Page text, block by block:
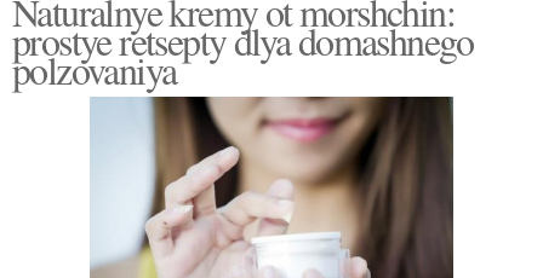
Naturalnye kremy ot morshchin:
prostye retsepty dlya domashnego
polzovaniya